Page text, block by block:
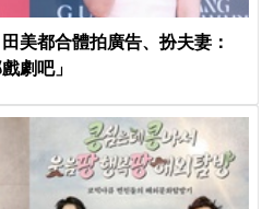
美都合體拍廣告、扮夫妻：
劇吧」